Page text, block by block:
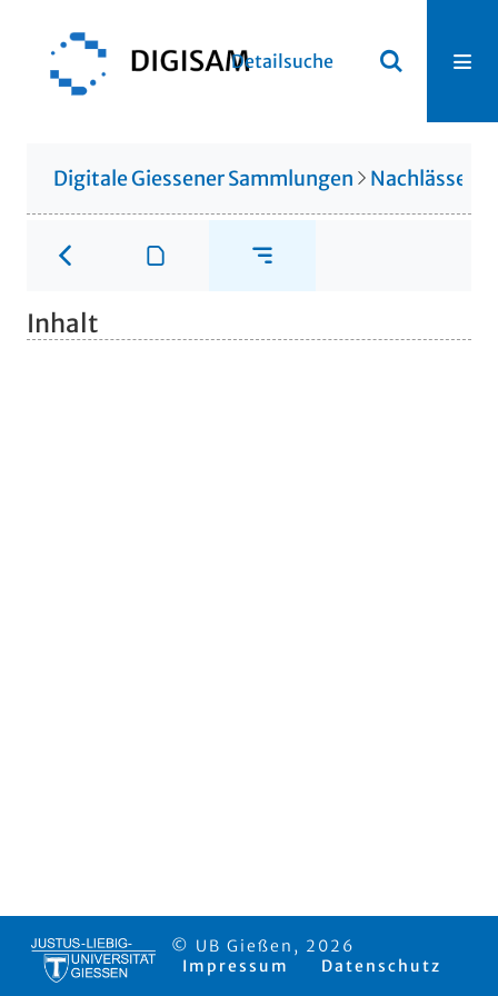
Detailsuche
Digitale Giessener Sammlungen Nachlässe
Inhalt
© UB Gießen, 2026
Impressum
Datenschutz